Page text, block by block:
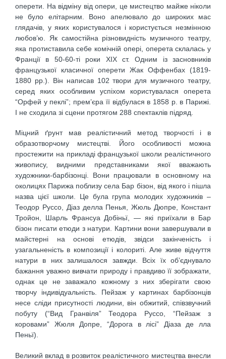
оперети. На відміну від опери, це мистецтво майже ніколи
не було елітарним. Воно апелювало до широких мас
глядачів, у яких користувалося і користується незмінною
любов’ю. Як самостійна різновидність музичного театру,
яка протиставила себе комічній опері, оперета склалась у
Франції в 50-60-ті роки ХІХ ст. Одним із засновників
французької класичної оперети Жак Оффенбах (1819-
1880 рр.). Він написав 102 твори для музичного театру,
серед яких особливим успіхом користувалася оперета
“Орфей у пеклі”; прем’єра її відбулася в 1858 р. в Парижі.
І не сходила зі сцени протягом 288 спектаклів підряд.
Міцний ґрунт мав реалістичний метод творчості і в
образотворчому мистецтві. Його особливості можна
простежити на прикладі французької школи реалістичного
живопису, видними представниками якої вважають
художники-барбізонці. Вони працювали в основному на
околицях Парижа поблизу села Бар бізон, від якого і пішла
назва цієї школи. Це була група молодих художників –
Теодор Руссо, Діаз делла Пенья, Жюль Дюпре, Констант
Тройон, Шарль Франсуа Добіньї, — які приїхали в Бар
бізон писати етюди з натури. Картини вони завершували в
майстерні на основі етюдів, звідси закінченість і
узагальненість в композиції і колориті. Але живе відчуття
натури в них залишалося завжди. Всіх їх об’єднувало
бажання уважно вивчати природу і правдиво її зображати,
однак це не заважало кожному з них зберігати свою
творчу індивідуальність. Пейзаж у картинах барбізонців
несе сліди присутності людини, він обжитий, співзвучний
побуту (“Вид Гранвіля” Теодора Руссо, “Пейзаж з
коровами” Жюля Допре, “Дорога в лісі” Діаза де лла
Пеньї).
Великий вклад в розвиток реалістичного мистецтва внесли